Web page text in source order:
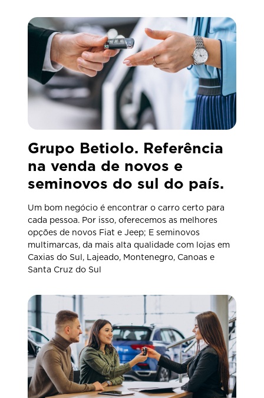
Grupo Betiolo. Referência
na venda de novos e
seminovos do sul do país.
Um bom negócio é encontrar o carro certo para
cada pessoa. Por isso, oferecemos as melhores
opções de novos Fiat e Jeep; E seminovos
multimarcas, da mais alta qualidade com lojas em
Caxias do Sul, Lajeado, Montenegro, Canoas e
Santa Cruz do Sul